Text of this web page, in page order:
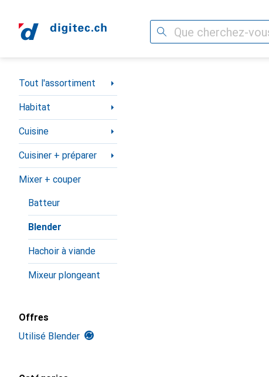
Recherche
Navigation par catégorie
Tout l'assortiment
Habitat
Cuisine
Cuisiner + préparer
Mixer + couper
Batteur
Blender
Hachoir à viande
Mixeur plongeant
Offres
Utilisé Blender